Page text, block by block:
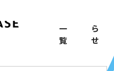
一
覧
ら
せ